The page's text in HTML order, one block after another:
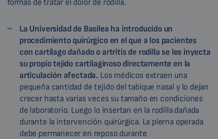
La Universidad de Basilea ha introducido un
procedimiento quirúrgico en el que a los pacientes
con cartílago dañado o artritis de rodilla se les inyecta
su propio tejido cartilaginoso directamente en la
articulación afectada. Los médicos extraen una
pequeña cantidad de tejido del tabique nasal y lo dejan
crecer hasta varias veces su tamaño en condiciones
de laboratorio. Luego lo insertan en la rodilla dañada
durante la intervención quirúrgica. La pierna operada
debe permanecer en reposo durante